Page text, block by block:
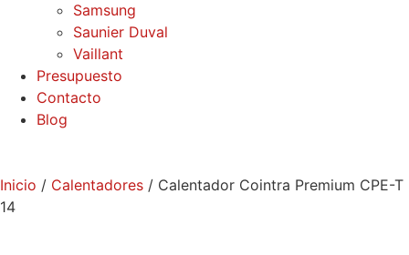
Samsung
Saunier Duval
Vaillant
Presupuesto
Contacto
Blog
Inicio / Calentadores / Calentador Cointra Premium CPE-T
14